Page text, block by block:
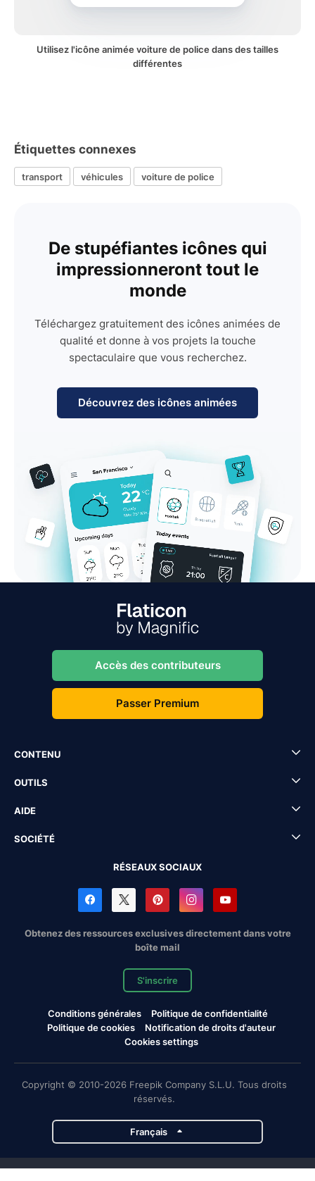
Utilisez l'icône animée voiture de police dans des tailles
différentes
Étiquettes connexes
transport véhicules voiture de police
De stupéfiantes icônes qui
impressionneront tout le
monde
Téléchargez gratuitement des icônes animées de
qualité et donne à vos projets la touche
spectaculaire que vous recherchez.
Découvrez des icônes animées
Accès des contributeurs
Passer Premium
CONTENU
OUTILS
AIDE
SOCIÉTÉ
RÉSEAUX SOCIAUX
Obtenez des ressources exclusives directement dans votre
boîte mail
S'inscrire
Conditions générales
Politique de confidentialité
Politique de cookies
Notification de droits d'auteur
Cookies settings
Copyright © 2010-2026 Freepik Company S.L.U. Tous droits
réservés.
Français